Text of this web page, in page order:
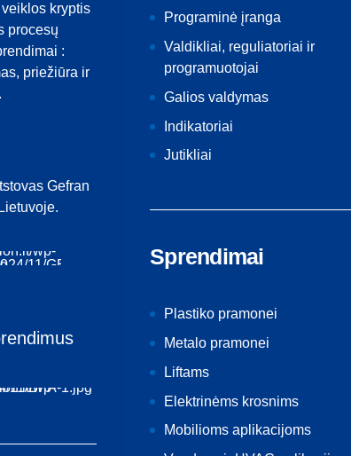
kryptis
procesų
:
priežiūra ir
Gefran
Programinė įranga
Valdikliai, reguliatoriai ir
programuotojai
Galios valdymas
Indikatoriai
Jutikliai
Sprendimai
Plastiko pramonei
Metalo pramonei
Liftams
Elektrinėms krosnims
Mobilioms aplikacijoms